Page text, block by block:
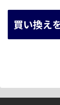
買い換え